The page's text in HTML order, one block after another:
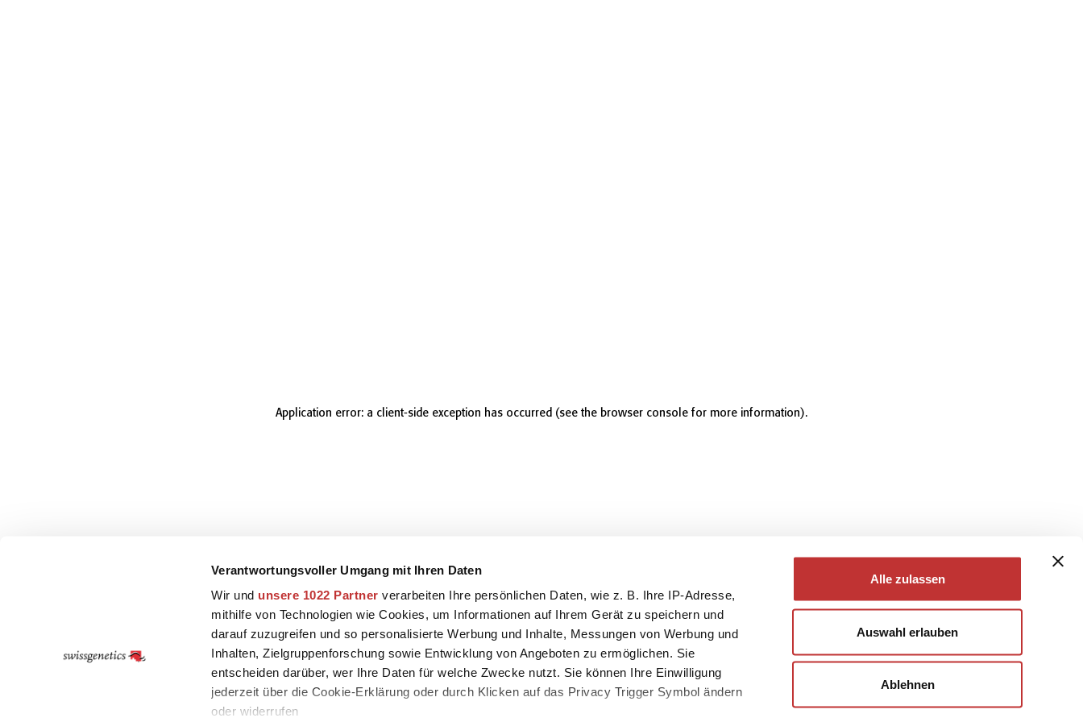
Verantwortungsvoller Umgang mit Ihren Daten
Wir und unsere 1022 Partner verarbeiten Ihre persönlichen Daten, wie z. B. Ihre IP-Adresse,
mithilfe von Technologien wie Cookies, um Informationen auf Ihrem Gerät zu speichern und
darauf zuzugreifen und so personalisierte Werbung und Inhalte, Messungen von Werbung und
Inhalten, Zielgruppenforschung sowie Entwicklung von Angeboten zu ermöglichen. Sie
entscheiden darüber, wer Ihre Daten für welche Zwecke nutzt. Sie können Ihre Einwilligung
jederzeit über die Cookie-Erklärung oder durch Klicken auf das Privacy Trigger Symbol ändern
oder widerrufen
Alle zulassen
Auswahl erlauben
Ablehnen
Application error: a client-side exception has occurred (see the browser console for more information).